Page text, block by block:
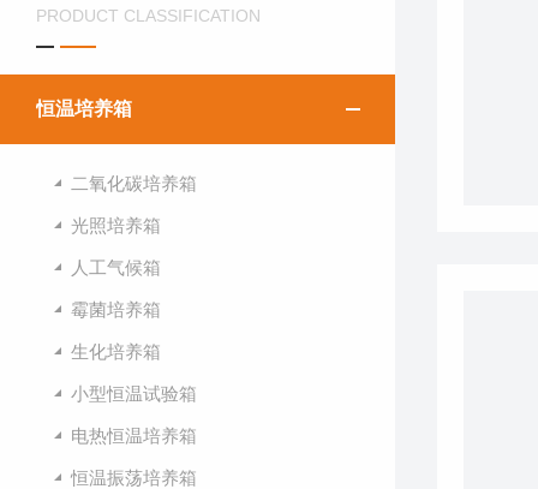
PRODUCT CLASSIFICATION
恒温培养箱
二氧化碳培养箱
光照培养箱
人工气候箱
霉菌培养箱
生化培养箱
小型恒温试验箱
电热恒温培养箱
恒温振荡培养箱